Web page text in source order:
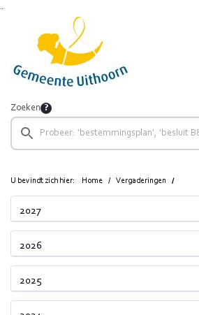
Zoeken
U bevindt zich hier: Home Vergaderingen
2027
2026
2025